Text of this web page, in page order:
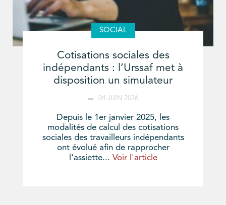
SOCIAL
Cotisations sociales des
indépendants : l’Urssaf met à
disposition un simulateur
04 JUIN 2026
Depuis le 1er janvier 2025, les
modalités de calcul des cotisations
sociales des travailleurs indépendants
ont évolué afin de rapprocher
l'assiette... Voir l'article